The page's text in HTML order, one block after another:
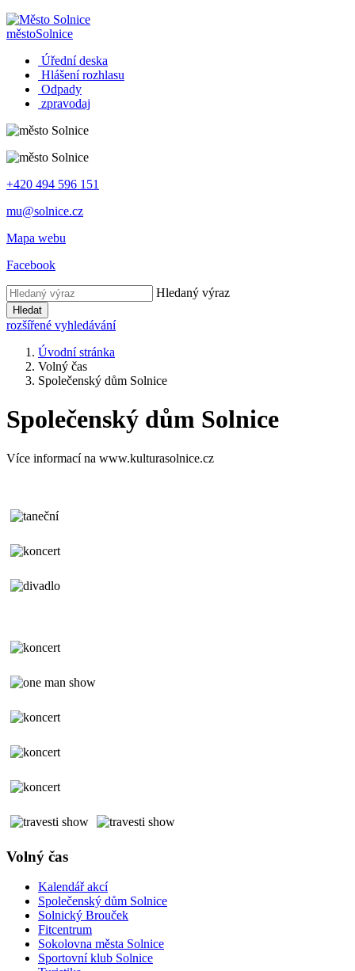
městoSolnice
Úřední deska
Hlášení rozhlasu
Odpady
zpravodaj
+420 494 596 151
mu@solnice.cz
Mapa webu
Facebook
Hledaný výraz
Hledat
rozšířené vyhledávání
Úvodní stránka
Volný čas
Společenský dům Solnice
Společenský dům Solnice
Více informací na www.kulturasolnice.cz
Volný čas
Kalendář akcí
Společenský dům Solnice
Solnický Brouček
Fitcentrum
Sokolovna města Solnice
Sportovní klub Solnice